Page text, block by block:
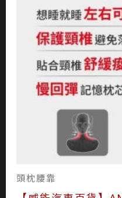
頭枕腰靠